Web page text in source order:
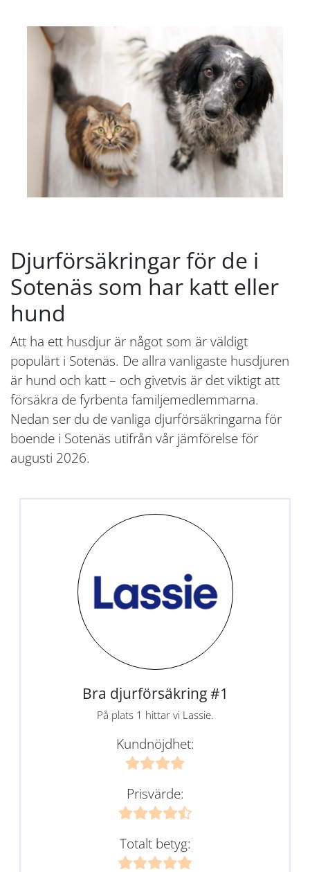
Djurförsäkringar för de i
Sotenäs som har katt eller
hund
Att ha ett husdjur är något som är väldigt
populärt i Sotenäs. De allra vanligaste husdjuren
är hund och katt – och givetvis är det viktigt att
försäkra de fyrbenta familjemedlemmarna.
Nedan ser du de vanliga djurförsäkringarna för
boende i Sotenäs utifrån vår jämförelse för
augusti 2026.
Bra djurförsäkring #1
På plats 1 hittar vi Lassie.
Kundnöjdhet:
Prisvärde:
Totalt betyg: